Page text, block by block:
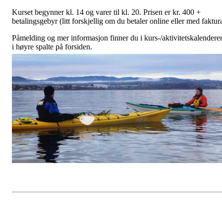
Kurset begynner kl. 14 og varer til kl. 20. Prisen er kr. 400 +
betalingsgebyr (litt forskjellig om du betaler online eller med
Påmelding og mer informasjon finner du i kurs-/
i høyre spalte på forsiden.